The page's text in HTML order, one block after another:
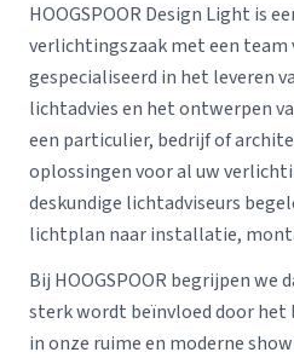
HOOGSPOOR Design Light is
verlichtingszaak met een team
gespecialiseerd in het leveren
lichtadvies en het ontwerpen
een particulier, bedrijf of
oplossingen voor al uw
deskundige lichtadviseurs
lichtplan naar installatie,
Bij HOOGSPOOR begrijpen we
sterk wordt beïnvloed door het
in onze ruime en moderne